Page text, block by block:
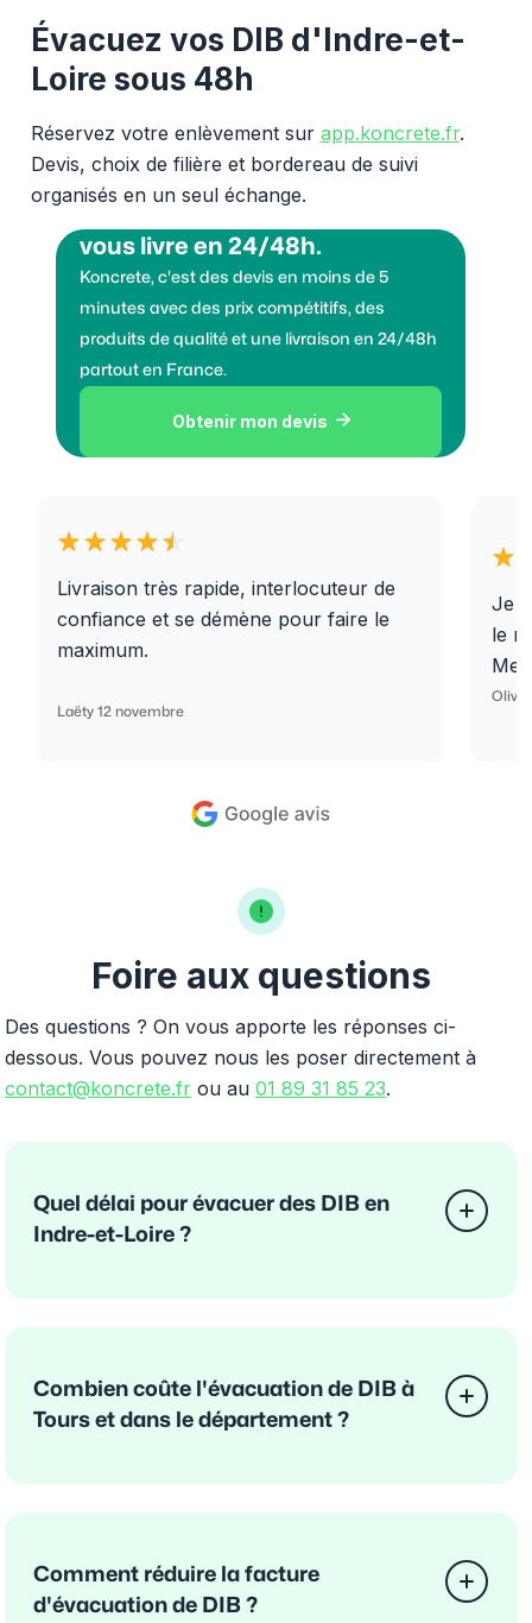
Évacuez vos DIB d'Indre-et-
Loire sous 48h
Réservez votre enlèvement sur app.koncrete.fr.
Devis, choix de filière et bordereau de suivi
organisés en un seul échange.
vous livre en 24/48h.
Koncrete, c'est des devis en moins de 5
minutes avec des prix compétitifs, des
produits de qualité et une livraison en 24/48h
partout en France.
Obtenir mon devis 
Livraison très rapide, interlocuteur de
confiance et se démène pour faire le
maximum.
Laëty 12 novembre
Je
le
Foire aux questions
Des questions ? On vous apporte les réponses ci-
dessous. Vous pouvez nous les poser directement à
contact@koncrete.fr ou au 01 89 31 85 23.
Quel délai pour évacuer des DIB en
Indre-et-Loire ?
Combien coûte l'évacuation de DIB à
Tours et dans le département ?
Comment réduire la facture
d'évacuation de DIB ?